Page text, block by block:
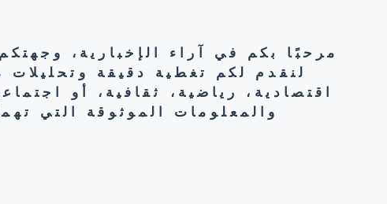
مرحبًا بكم في آراء الإخبارية،
لنقدم لكم تغطية دقيقة
اقتصادية، رياضية، ثقافية، أو
والمعلومات الموثوقة التي